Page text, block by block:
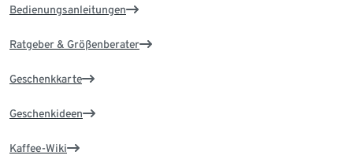
Bedienungsanleitungen
Ratgeber & Größenberater
Geschenkkarte
Geschenkideen
Kaffee-Wiki